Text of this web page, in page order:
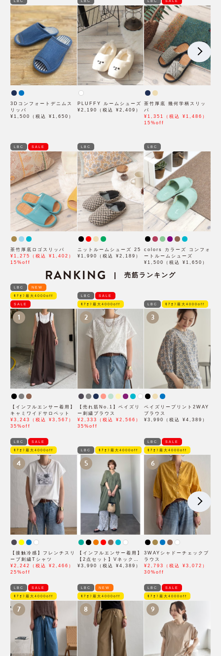
LBC
3Dコンフォートデニムス
リッパ
¥1,500（税込 ¥1,650）
LBC
PLUFFY ルームシューズ
¥2,190（税込 ¥2,409）
LBC SALE
茶竹厚底 幾何学柄スリッ
パ
¥1,351（税込 ¥1,486）
15%off
LBC SALE
茶竹厚底ロゴスリッパ
¥1,275（税込 ¥1,402）
15%off
LBC
ニットルームシューズ 25
¥1,990（税込 ¥2,189）
LBC
colors カラーズ コンフォ
ートルームシューズ
¥1,500（税込 ¥1,650）
RANKING | 売筋ランキング
LBC NEW
ﾓｱｵﾌ最大4000off
SALE
1
【インフルエンサー着用】
キャミワイドサロペット
¥3,243（税込 ¥3,567）
35%off
LBC SALE
ﾓｱｵﾌ最大4000off
2
【売れ筋No.1】ペイズリ
ー刺繍ブラウス
¥2,333（税込 ¥2,566）
35%off
LBC ﾓｱｵﾌ最大4000off
3
ペイズリープリント2WAY
ブラウス
¥3,990（税込 ¥4,389）
LBC SALE
ﾓｱｵﾌ最大4000off
4
【接触冷感】フレンチスリ
ーブ刺繍Tシャツ
¥2,242（税込 ¥2,466）
25%off
LBC ﾓｱｵﾌ最大4000off
5
【インフルエンサー着用】
【2点セット】Vネックピ
ンタックセットワンピース
¥3,990（税込 ¥4,389）
LBC SALE
ﾓｱｵﾌ最大4000off
6
3WAYシャドーチェックブ
ラウス
¥2,793（税込 ¥3,072）
30%off
LBC SALE
ﾓｱｵﾌ最大4000off
7
LBC NEW
ﾓｱｵﾌ最大4000off
8
LBC SALE
ﾓｱｵﾌ最大4000off
9